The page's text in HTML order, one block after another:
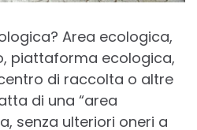
Area ecologica,
piattaforma ecologica,
di raccolta o altre
di una “area
senza ulteriori oneri a